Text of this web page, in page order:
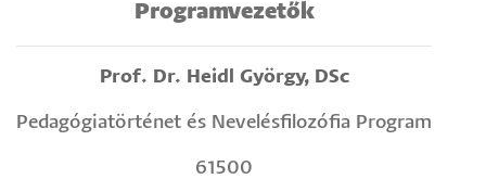
Programvezetők
Prof. Dr. Heidl György, DSc
Pedagógiatörténet és Nevelésfilozófia Program
61500